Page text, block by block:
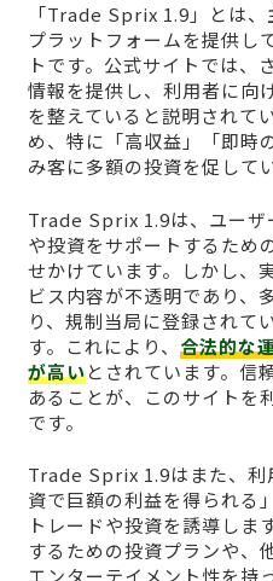
「Trade Sprix 1.9」とは
プラットフォームを提供し
トです。公式サイトでは、
情報を提供し、利用者に向
を整えていると説明されて
め、特に「高収益」「即時
み客に多額の投資を促して
Trade Sprix 1.9は、ユーザ
や投資をサポートするため
せかけています。しかし、
ビス内容が不透明であり、
り、規制当局に登録されて
す。これにより、 合法的な
が高いとされています。信
あることが、このサイトを
です。
Trade Sprix 1.9はまた、利
資で巨額の利益を得られる
トレードや投資を誘導しま
するための投資プランや、